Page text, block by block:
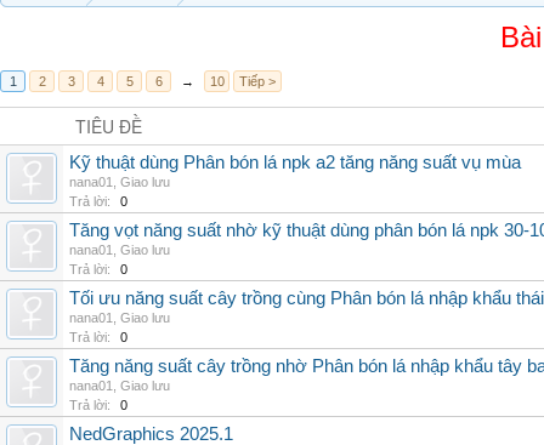
1 2 3 4 5 6 → 10 Tiếp >
TIÊU ĐỀ
Kỹ thuật dùng Phân bón lá npk a2 tăng năng suất vụ mùa
nana01
Giao lưu
Trả lời:
0
Tăng vọt năng suất nhờ kỹ thuật dùng phân bón lá npk 30-
nana01
Giao lưu
Trả lời:
0
Tối ưu năng suất cây trồng cùng Phân bón lá nhập khẩu
nana01
Giao lưu
Trả lời:
0
Tăng năng suất cây trồng nhờ Phân bón lá nhập khẩu tây
nana01
Giao lưu
Trả lời:
0
NedGraphics 2025.1